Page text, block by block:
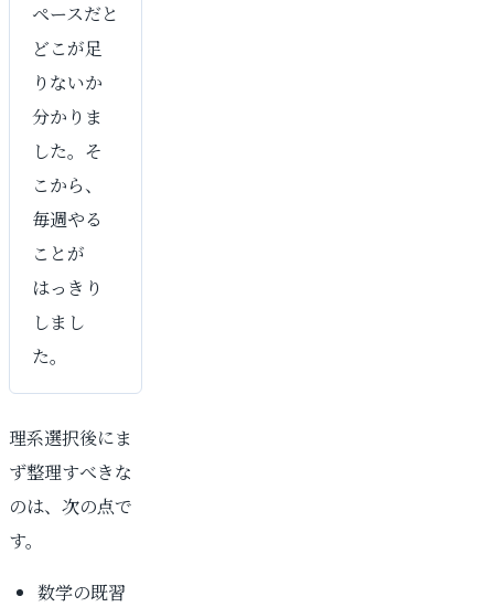
ペースだと
どこが足
りないか
分かりま
した。そ
こから、
毎週やる
ことが
はっきり
しまし
た。
理系選択後にま
ず整理すべきな
のは、次の点で
す。
数学の既習